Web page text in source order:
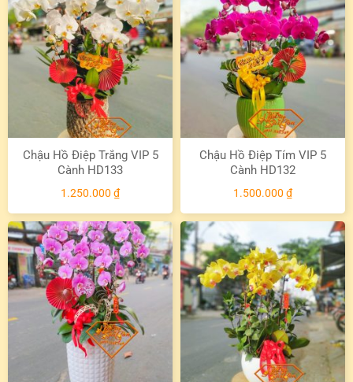
Chậu Hồ Điệp Trắng VIP 5
Cành HD133
1.250.000 ₫
Chậu Hồ Điệp Tím VIP 5
Cành HD132
1.500.000 ₫